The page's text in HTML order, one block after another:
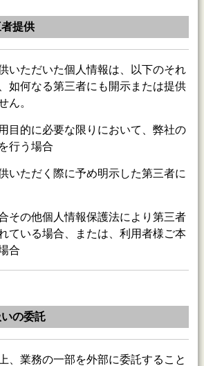
提供
いただいた個人情報は、以下のそれ
如何なる第三者にも開示または提供
ん。
目的に必要な限りにおいて、弊社の
行う場合
いただく際に予め明示した第三者に
その他個人情報保護法により第三者
ている場合、または、利用者様ご本
合
の委託
、業務の一部を外部に委託すること